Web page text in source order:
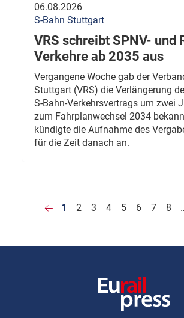
06.08.2026
S-Bahn Stuttgart
VRS schreibt SPNV- und
Verkehre ab 2035 aus
Vergangene Woche gab der
Stuttgart (VRS) die Verlängerung
S-Bahn-Verkehrsvertrags um zwei
zum Fahrplanwechsel 2034
kündigte die Aufnahme des
für die Zeit danach an.
1 2 3 4 5 6 7 8